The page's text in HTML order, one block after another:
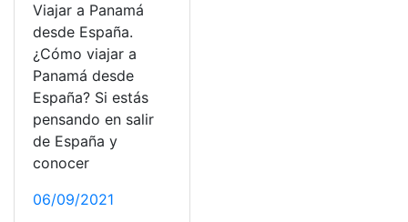
Viajar a Panamá
desde España.
¿Cómo viajar a
Panamá desde
España? Si estás
pensando en salir
de España y
conocer
06/09/2021